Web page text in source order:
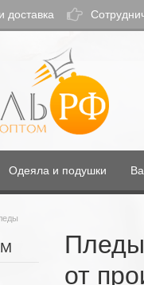
доставка
Одеяла и подушки
от